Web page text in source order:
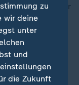
beim Anbieter
Diese
besonders
ein
ETCs sind
zu
wir deine
unter
und
die Zukunft